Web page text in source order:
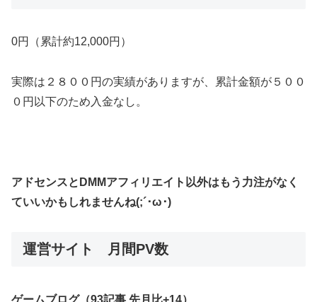
0円（累計約12,000円）
実際は２８００円の実績がありますが、累計金額が５００
０円以下のため入金なし。
アドセンスとDMMアフィリエイト以外はもう力注がなく
ていいかもしれませんね(;´･ω･)
運営サイト 月間PV数
ゲームブログ（93記事 先月比+14）